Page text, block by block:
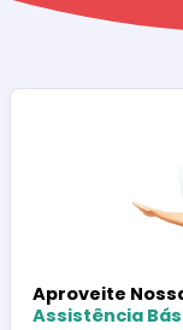
Aproveite
Assistência